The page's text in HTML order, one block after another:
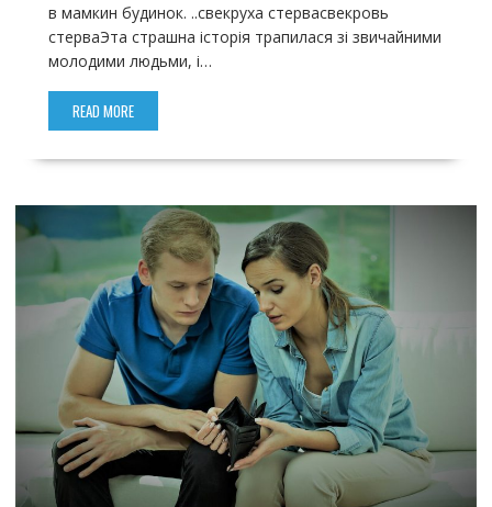
в мамкин будинок. ..свекруха стервасвекровь
стерваЭта страшна історія трапилася зі звичайними
молодими людьми, і…
READ MORE